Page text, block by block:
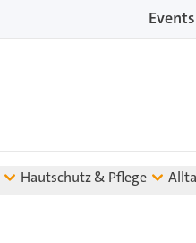
Events
Hautschutz & Pflege